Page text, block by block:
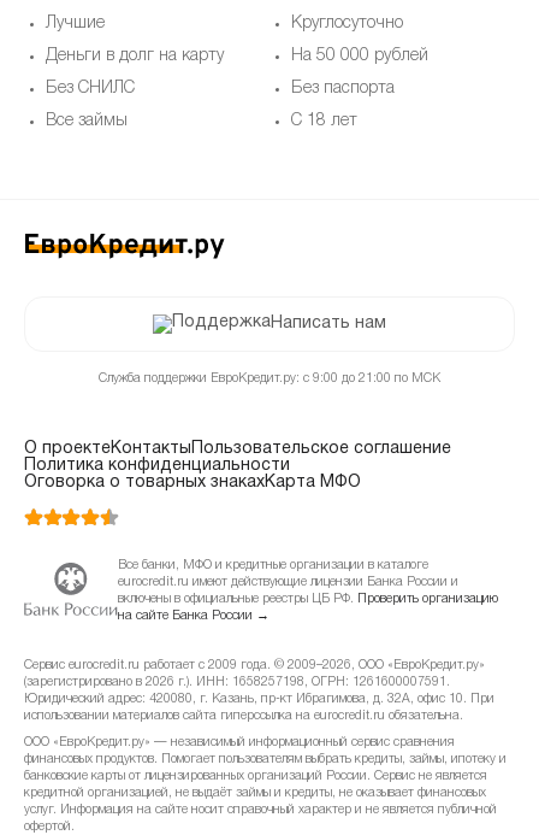
Лучшие
Деньги в долг на карту
Без СНИЛС
Все займы
Круглосуточно
На 50 000 рублей
Без паспорта
С 18 лет
Написать нам
Служба поддержки ЕвроКредит.ру: с 9:00 до 21:00 по МСК
О проектеКонтакты
Пользовательское соглашение
Политика конфиденциальности
Оговорка о товарных знакахКарта МФО
Все банки, МФО и кредитные организации в каталоге
eurocredit.ru имеют действующие лицензии Банка России и
включены в официальные реестры ЦБ РФ.
Проверить организацию
на сайте Банка России →
Сервис eurocredit.ru работает с 2009 года. © 2009–2026, ООО «ЕвроКредит.ру»
(зарегистрировано в 2026 г.). ИНН: 1658257198, ОГРН: 1261600007591.
Юридический адрес: 420080, г. Казань, пр-кт Ибрагимова, д. 32А, офис 10. При
использовании материалов сайта гиперссылка на eurocredit.ru обязательна.
ООО «ЕвроКредит.ру» — независимый информационный сервис сравнения
финансовых продуктов. Помогает пользователям выбрать кредиты, займы, ипотеку и
банковские карты от лицензированных организаций России. Сервис не является
кредитной организацией, не выдаёт займы и кредиты, не оказывает финансовых
услуг. Информация на сайте носит справочный характер и не является публичной
офертой.